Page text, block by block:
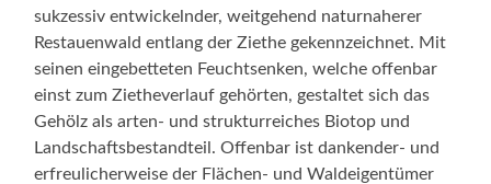
sukzessiv entwickelnder, weitgehend naturnaherer
Restauenwald entlang der Ziethe gekennzeichnet. Mit
seinen eingebetteten Feuchtsenken, welche offenbar
einst zum Zietheverlauf gehörten, gestaltet sich das
Gehölz als arten- und strukturreiches Biotop und
Landschaftsbestandteil. Offenbar ist dankender- und
erfreulicherweise der Flächen- und Waldeigentümer